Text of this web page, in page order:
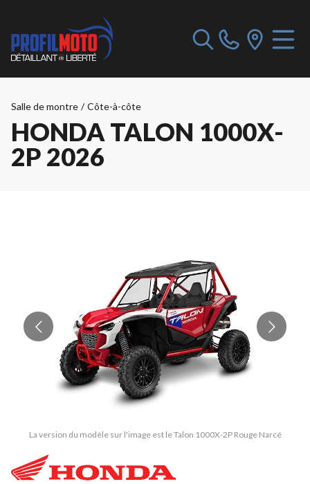
Salle de montre / Côte-à-côte
HONDA TALON 1000X-
2P 2026
La version du modèle sur l'image est le Talon 1000X-2P Rouge Narcé